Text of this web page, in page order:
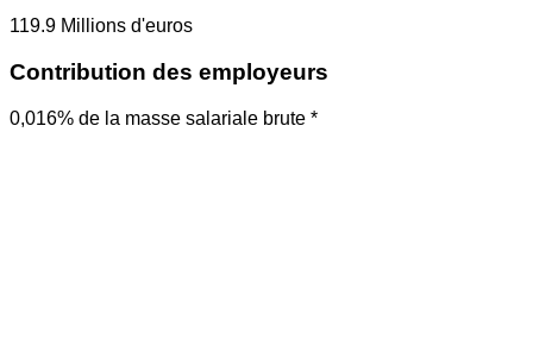
119.9 Millions d'euros
Contribution des employeurs
0,016% de la masse salariale brute *